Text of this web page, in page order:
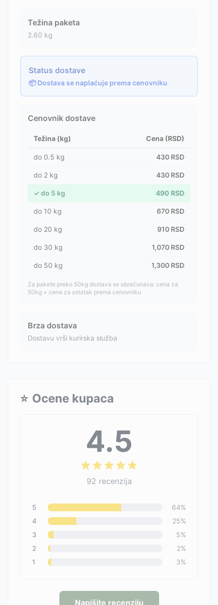
Težina paketa
2.60 kg
Status dostave
📦 Dostava se naplaćuje prema cenovniku
Cenovnik dostave
Težina (kg) Cena (RSD)
do 0.5 kg 430 RSD
do 2 kg 430 RSD
✓ do 5 kg 490 RSD
do 10 kg 670 RSD
do 20 kg 910 RSD
do 30 kg 1,070 RSD
do 50 kg 1,300 RSD
Za pakete preko 50kg dostava se obračunava: cena za
50kg + cena za ostatak prema cenovniku
Brza dostava
Dostavu vrši kurirska služba
⭐ Ocene kupaca
4.5
92 recenzija
5 64%
4
25%
3
5%
2
2%
1
3%
Napišite recenziju